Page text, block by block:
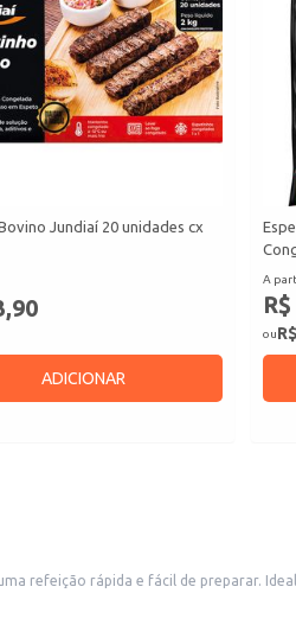
Jundiaí 20 unidades cx
ADICIONAR
A
ou
refeição rápida e fácil de preparar.